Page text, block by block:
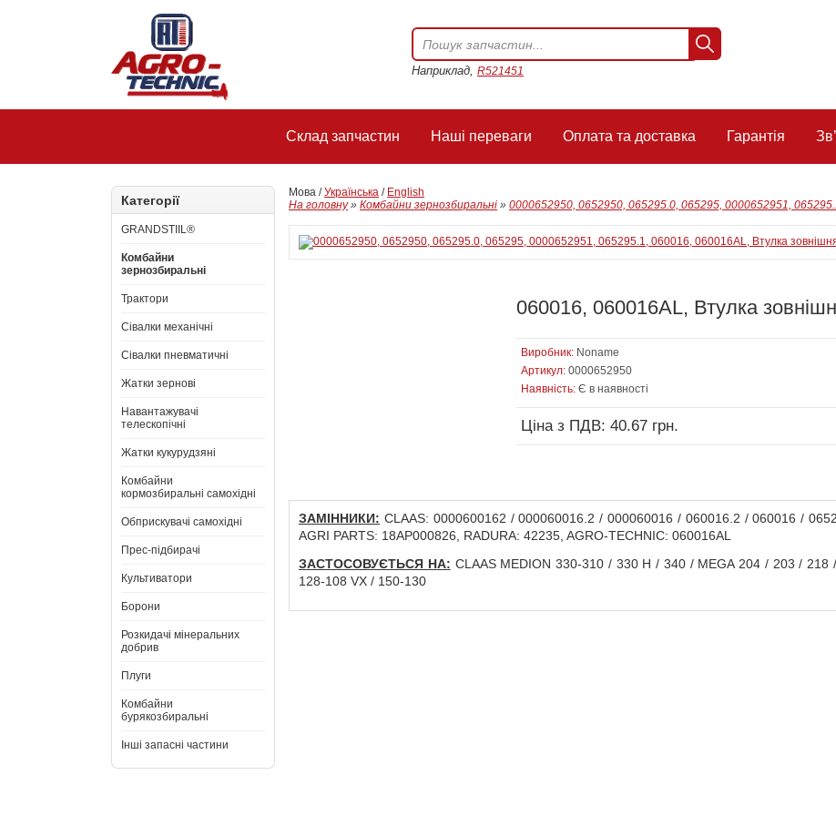
Наприклад, R521451
Склад запчастин Наші переваги Оплата та доставка Гарантія
Категорії
GRANDSTIIL®
Комбайни
зернозбиральні
Трактори
Сівалки механічні
Сівалки пневматичні
Жатки зернові
Навантажувачі
телескопічні
Жатки кукурудзяні
Комбайни
кормозбиральні самохідні
Обприскувачі самохідні
Прес-підбирачі
Культиватори
Борони
Розкидачі мінеральних
добрив
Плуги
Комбайни
бурякозбиральні
Інші запасні частини
Мова /Українська / English
На головну» Комбайни зернозбиральні » 0000652950, 0652950, 065295.0, 065295, 0000652951,
060016, 060016AL, Втулка
Виробник: Noname
Артикул: 0000652950
Наявність: Є в наявності
Ціна з ПДВ: 40.67 грн.
ЗАМІННИКИ: CLAAS: 0000600162 / 000060016.2 / 000060016 / 060016.2 / 060016 /
AGRI PARTS: 18AP000826, RADURA: 42235, AGRO-TECHNIC: 060016AL
ЗАСТОСОВУЄТЬСЯ НА: CLAAS MEDION 330-310 / 330 H / 340 / MEGA 204 / 203 /
128-108 VX / 150-130